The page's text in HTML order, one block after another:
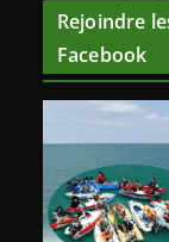
Rejoindre
Facebook